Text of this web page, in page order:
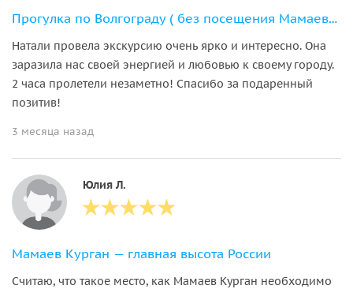
Прогулка по Волгограду ( без посещения Мамаева кургана)
Натали провела экскурсию очень ярко и интересно. Она
заразила нас своей энергией и любовью к своему городу.
2 часа пролетели незаметно! Спасибо за подаренный
позитив!
3 месяца назад
Юлия Л.
Мамаев Курган — главная высота России
Считаю, что такое место, как Мамаев Курган необходимо